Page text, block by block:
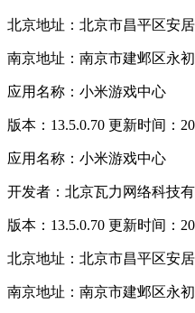
北京地址：北京市昌平区安
南京地址：南京市建邺区永
应用名称：小米游戏中心
版本：13.5.0.70 更新时间：
应用名称：小米游戏中心
开发者：北京瓦力网络科技
版本：13.5.0.70 更新时间：
北京地址：北京市昌平区安
南京地址：南京市建邺区永